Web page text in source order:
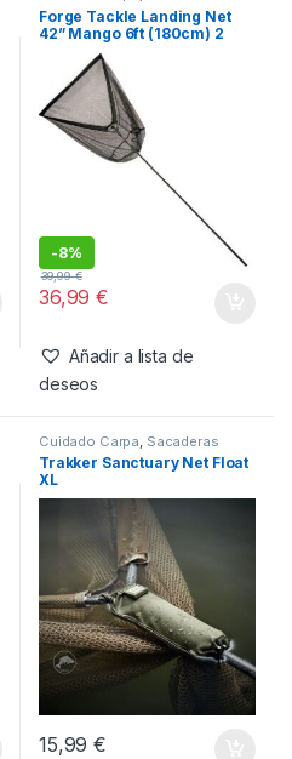
Forge Tackle Landing Net
42” Mango 6ft (180cm) 2
Secciones
-8%
36,99€
39,99€
Añadir a lista de
deseos
Cuidado Carpa Sacaderas
Trakker Sanctuary Net Float
XL
15,99€